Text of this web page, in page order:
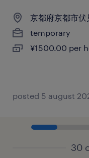
京都府京都市
temporary
¥1500.00 per
posted 5 august
30